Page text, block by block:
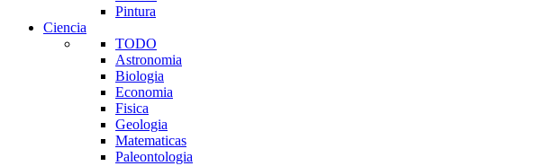
Pintura
Ciencia
TODO
Astronomia
Biologia
Economia
Fisica
Geologia
Matematicas
Paleontologia